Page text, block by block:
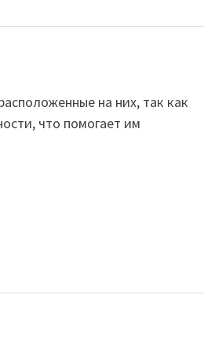
на них, так как
что помогает им